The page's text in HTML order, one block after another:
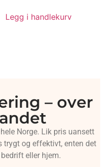
Legg i handlekurv
– over
Norge. Lik pris uansett
trygt og effektivt, enten det
eller hjem.